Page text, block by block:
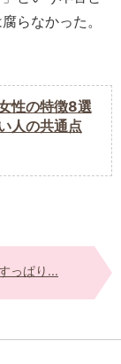
らなかった。
性の特徴8選
人の共通点
っぱり...